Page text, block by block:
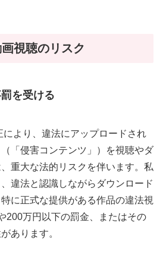
視聴のリスク
を受ける
より、違法にアップロードされ
「侵害コンテンツ」）を視聴やダ
重大な法的リスクを伴います。私
違法と認識しながらダウンロード
に正式な提供がある作品の違法視
200万円以下の罰金、またはその
あります。